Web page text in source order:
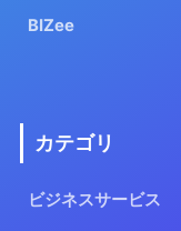
BIZee
カテゴリ
ビジネスサービス